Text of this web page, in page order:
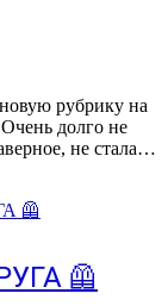
рубрику на
долго не
не стала…
🦺